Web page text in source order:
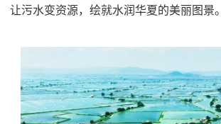
让污水变资源，绘就水润华夏的美丽图景。